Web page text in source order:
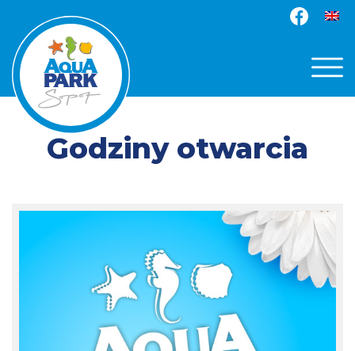
Godziny otwarcia